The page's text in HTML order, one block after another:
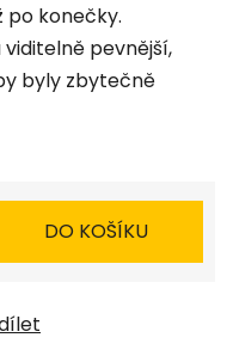
po konečky.
viditelně pevnější,
byly zbytečně
DO KOŠÍKU